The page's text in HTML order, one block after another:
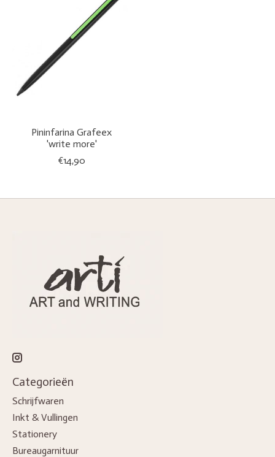
Pininfarina Grafeex
'write more'
€14,90
Categorieën
Schrijfwaren
Inkt & Vullingen
Stationery
Bureaugarnituur